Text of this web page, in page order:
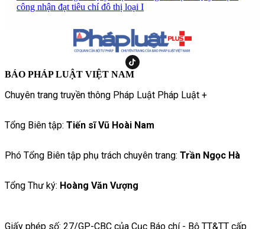
công nhận đạt tiêu chí đô thị loại I
BÁO PHÁP LUẬT VIỆT NAM
Chuyên trang truyền thông Pháp Luật Pháp Luật +
Tổng Biên tập: Tiến sĩ Vũ Hoài Nam
Phó Tổng Biên tập phụ trách chuyên trang: Trần Ngọc Hà
Tổng Thư ký: Hoàng Văn Vượng
Giấy phép số: 27/GP-CBC của Cục Báo chí - Bộ TT&TT cấp